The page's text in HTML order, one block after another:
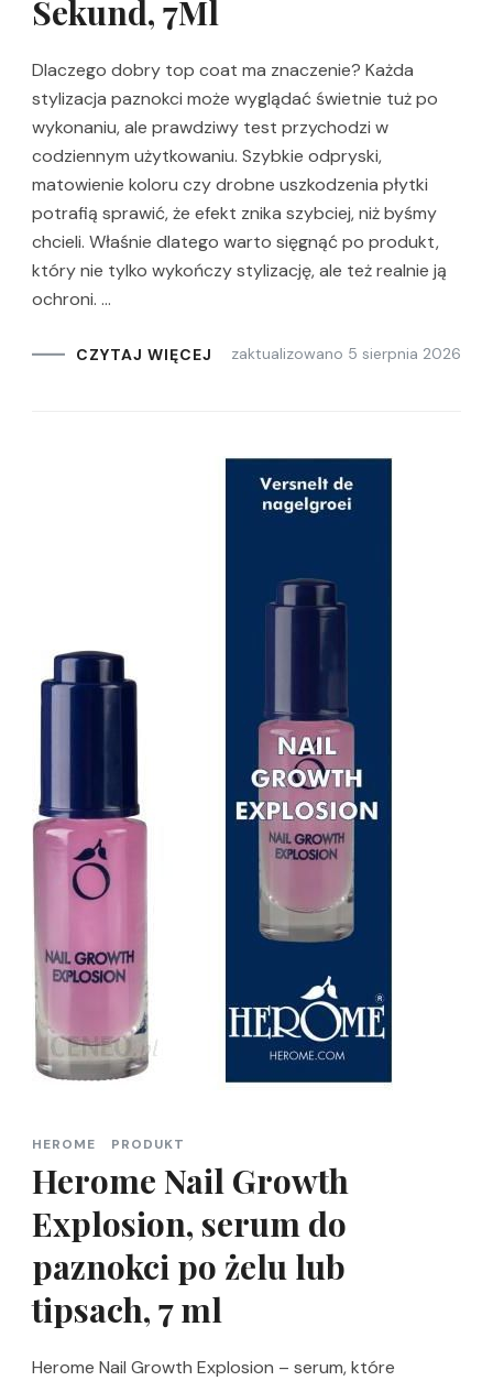
Sekund, 7Ml
Dlaczego dobry top coat ma znaczenie? Każda
stylizacja paznokci może wyglądać świetnie tuż po
wykonaniu, ale prawdziwy test przychodzi w
codziennym użytkowaniu. Szybkie odpryski,
matowienie koloru czy drobne uszkodzenia płytki
potrafią sprawić, że efekt znika szybciej, niż byśmy
chcieli. Właśnie dlatego warto sięgnąć po produkt,
który nie tylko wykończy stylizację, ale też realnie ją
ochroni. …
CZYTAJ WIĘCEJ zaktualizowano 5 sierpnia 2026
HEROME PRODUKT
Herome Nail Growth
Explosion, serum do
paznokci po żelu lub
tipsach, 7 ml
Herome Nail Growth Explosion – serum, które